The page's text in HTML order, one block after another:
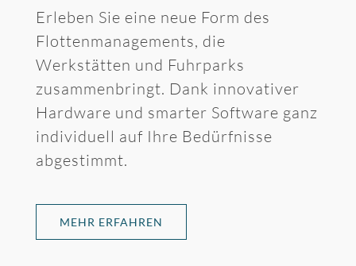
Erleben Sie eine neue Form des
Flottenmanagements, die
Werkstätten und Fuhrparks
zusammenbringt. Dank innovativer
Hardware und smarter Software ganz
individuell auf Ihre Bedürfnisse
abgestimmt.
MEHR ERFAHREN